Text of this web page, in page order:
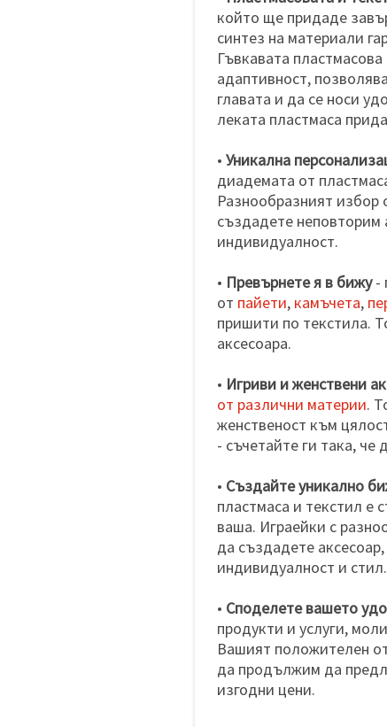
който ще придаде
синтез на материали
Гъвкавата
адаптивност,
главата и да се носи
леката пластмаса
• Уникална
диадемата от
Разнообразният избор
създадете неповторим
индивидуалност.
• Превърнете я в бижу-
от пайети, камъчета,
пришити по текстила.
аксесоара.
• Игриви и женствени
от различни материи.
женственост към
- съчетайте ги така, че
• Създайте уникално
пластмаса и текстил е
ваша. Играейки с
да създадете
индивидуалност и стил.
• Споделете вашето
продукти и услуги,
Вашият положителен
да продължим да
изгодни цени.